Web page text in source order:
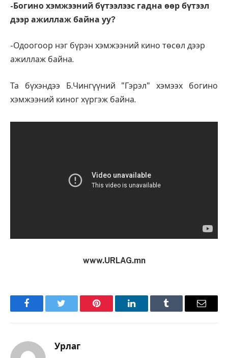
-Богино хэмжээний бүтээлээс гадна өөр бүтээл
дээр ажиллаж байна уу?
-Одоогоор нэг бүрэн хэмжээний кино төсөл дээр
ажиллаж байна.
Та бүхэндээ Б.Чингүүний "Гэрэл" хэмээх богино
хэмжээний киног хүргэж байна.
www.URLAG.mn
FacebookTwitter Pinterest LinkedInTumblr Имэйл
Урлаг